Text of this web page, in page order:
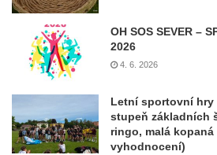
OH SOS SEVER –
2026
4. 6. 2026
Letní sportovní hry
stupeň základních
ringo, malá
vyhodnocení)